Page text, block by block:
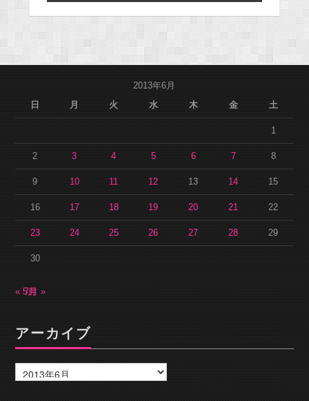
2013年6月
日
月 火 水 木 金 土
1
2 3 4 5 6 7 8
9 10 11 12 13 14 15
16 17 18 19 20 21 22
23 24 25 26 27 28 29
30
« 5月7月 »
アーカイブ
ー
カ